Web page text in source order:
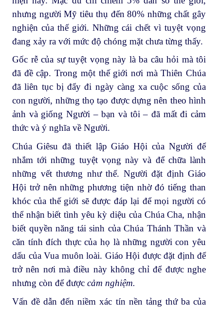
nhưng người Mỹ tiêu thụ đến 80% những chất gây
nghiện của thế giới. Những cái chết vì tuyệt vọng
đang xảy ra với mức độ chóng mặt chưa từng thấy.
Gốc rễ của sự tuyệt vọng này là ba câu hỏi mà tôi
đã đề cập. Trong một thế giới nơi mà Thiên Chúa
đã liên tục bị đẩy đi ngày càng xa cuộc sống của
con người, những thọ tạo được dựng nên theo hình
ảnh và giống Người – bạn và tôi – đã mất đi cảm
thức và ý nghĩa về Người.
Chúa Giêsu đã thiết lập Giáo Hội của Người để
nhắm tới những tuyệt vọng này và để chữa lành
những vết thương như thế. Người đặt định Giáo
Hội trở nên những phương tiện nhờ đó tiếng than
khóc của thế giới sẽ được đáp lại để mọi người có
thể nhận biết tình yêu kỳ diệu của Chúa Cha, nhận
biết quyền năng tái sinh của Chúa Thánh Thần và
căn tính đích thực của họ là những người con yêu
dấu của Vua muôn loài. Giáo Hội được đặt định để
trở nên nơi mà điều này không chỉ để được nghe
nhưng còn để được cảm nghiệm.
Vấn đề dẫn đến niềm xác tín nền tảng thứ ba của